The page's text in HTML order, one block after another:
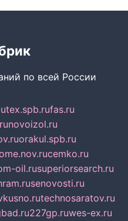
по всей России
fas.ru
novoizol.ru
orakul.spb.ru
cemko.ru
oil.rusuperiorsearch.ru
senovosti.ru
technosaratov.ru
227gp.ruwes-ex.ru